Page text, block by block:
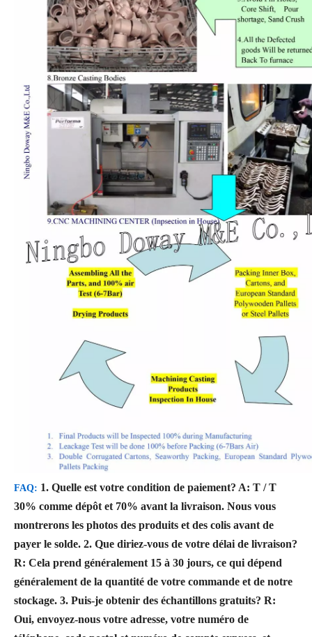
FAQ: 1. Quelle est votre condition de paiement? A: T / T
30% comme dépôt et 70% avant la livraison. Nous vous
montrerons les photos des produits et des colis avant de
payer le solde. 2. Que diriez-vous de votre délai de livraison?
R: Cela prend généralement 15 à 30 jours, ce qui dépend
généralement de la quantité de votre commande et de notre
stockage. 3. Puis-je obtenir des échantillons gratuits? R:
Oui, envoyez-nous votre adresse, votre numéro de